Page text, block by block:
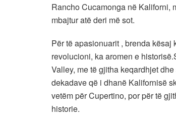
Rancho Cucamonga në Kaliforni,
mbajtur atë deri më sot.
Për të apasionuarit , brenda
revolucioni, ka aromen e
Valley, me të gjitha keqardhjet
dekadave që i dhanë Kalifornisë
vetëm për Cupertino, por për të
historie.